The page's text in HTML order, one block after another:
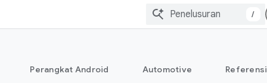
/
Perangkat Android Automotive Referensi